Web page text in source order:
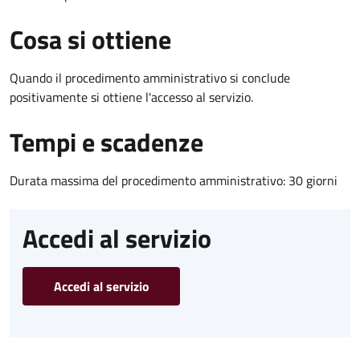
Cosa si ottiene
Quando il procedimento amministrativo si conclude
positivamente si ottiene l'accesso al servizio.
Tempi e scadenze
Durata massima del procedimento amministrativo: 30 giorni
Accedi al servizio
Accedi al servizio